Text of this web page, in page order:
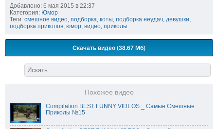
Добавлено: 6 мая 2015 в 22:37
Категория: Юмор
Теги: смешное видео, подборка, коты, подборка неудач, девушки,
подборка приколов, юмор, видео, приколы
Скачать видео (38.67 Мб)
Похожее видео
Compilation BEST FUNNY VIDEOS _ Самые Смешные
Приколы №15